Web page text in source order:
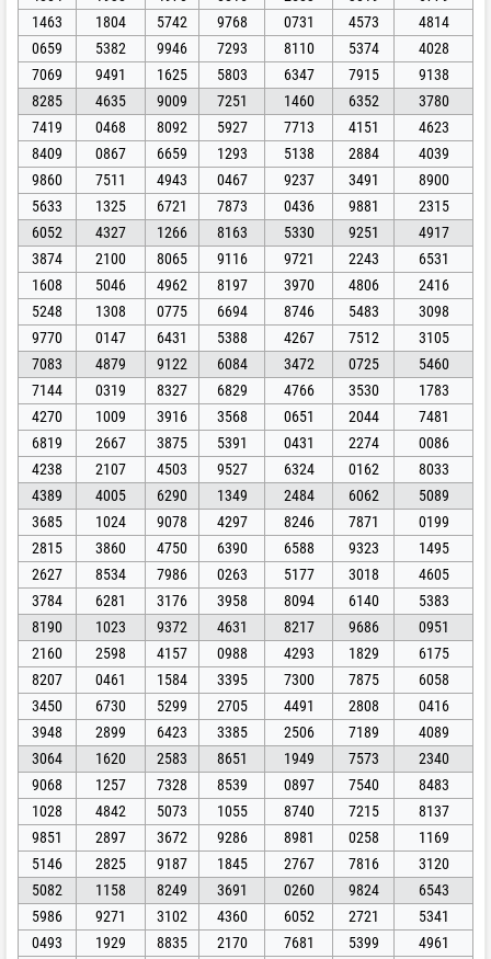
1463
1804 5742 9768 0731 4573
4814
0659
5382 9946 7293 8110 5374
4028
7069
9491 1625 5803 6347 7915
9138
8285
4635 9009 7251 1460 6352
3780
7419
0468 8092 5927 7713 4151
4623
8409
0867 6659 1293 5138 2884
4039
9860
7511 4943 0467 9237 3491
8900
5633
1325 6721 7873 0436 9881
2315
6052
4327 1266 8163 5330 9251
4917
3874
2100 8065 9116 9721 2243
6531
1608
5046 4962 8197 3970 4806
2416
5248
1308 0775 6694 8746 5483
3098
9770
0147 6431 5388 4267 7512
3105
7083
4879 9122 6084 3472 0725
5460
7144
0319 8327 6829 4766 3530
1783
4270
1009 3916 3568 0651 2044
7481
6819
2667 3875 5391 0431 2274
0086
4238
2107 4503 9527 6324 0162
8033
4389
4005 6290 1349 2484 6062
5089
3685
1024 9078 4297 8246 7871
0199
2815
3860 4750 6390 6588 9323
1495
2627
8534 7986 0263 5177 3018
4605
3784
6281 3176 3958 8094 6140
5383
8190
1023 9372 4631 8217 9686
0951
2160
2598 4157 0988 4293 1829
6175
8207
0461 1584 3395 7300 7875
6058
3450
6730 5299 2705 4491 2808
0416
3948
2899 6423 3385 2506 7189
4089
3064
1620 2583 8651 1949 7573
2340
9068
1257 7328 8539 0897 7540
8483
1028
4842 5073 1055 8740 7215
8137
9851
2897 3672 9286 8981 0258
1169
5146
2825 9187 1845 2767 7816
3120
5082
1158 8249 3691 0260 9824
6543
5986
9271 3102 4360 6052 2721
5341
0493
1929 8835 2170 7681 5399
4961